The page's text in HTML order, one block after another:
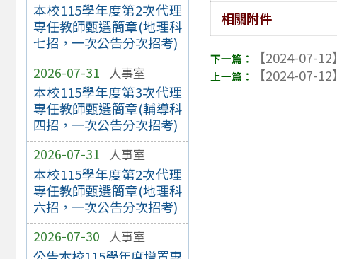
本校115學年度第2次代理
專任教師甄選簡章(地理科
七招，一次公告分次招考)
2026-07-31 人事室
本校115學年度第3次代理
專任教師甄選簡章(輔導科
四招，一次公告分次招考)
2026-07-31 人事室
本校115學年度第2次代理
專任教師甄選簡章(地理科
六招，一次公告分次招考)
2026-07-30 人事室
相關附件
【2024-07-12】
【2024-07-12】